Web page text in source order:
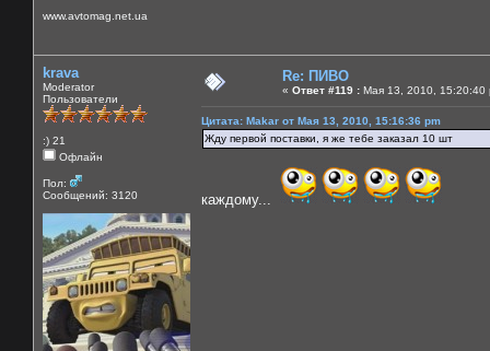
www.avtomag.net.ua
krava
Moderator
Пользователи
:) 21
Офлайн
Пол:
Сообщений: 3120
Re: ПИВО
« Ответ #119 : Мая 13, 2010, 15:20:40
Цитата: Makar от Мая 13, 2010, 15:16:36 pm
Жду первой поставки, я же тебе заказал 10 шт
каждому...